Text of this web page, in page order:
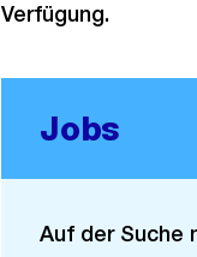
Verfügung.
Jobs
Auf der Suche